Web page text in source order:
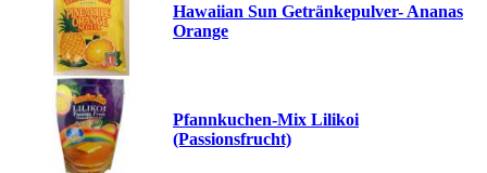
Hawaiian Sun Getränkepulver- Ananas
Orange
Pfannkuchen-Mix Lilikoi
(Passionsfrucht)